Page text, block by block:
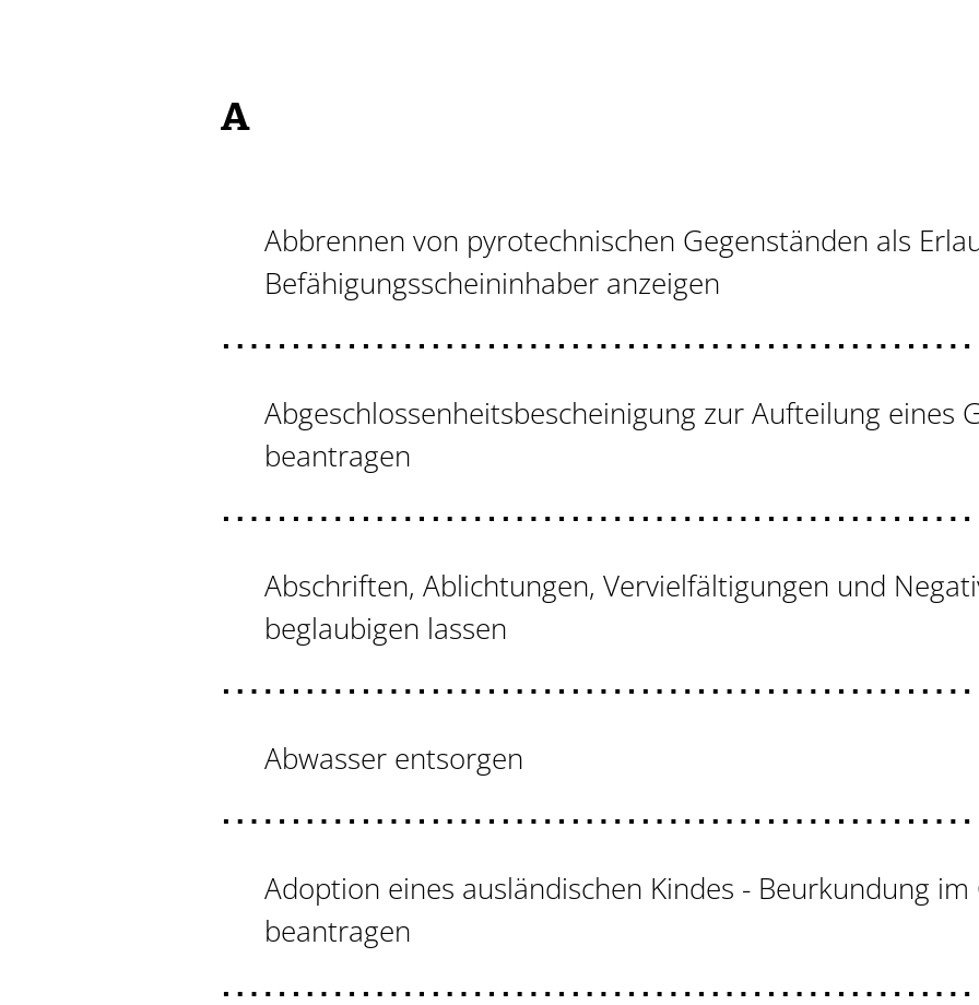
A
Abbrennen von pyrotechnischen Gegenständen als
Befähigungsscheininhaber anzeigen
Abgeschlossenheitsbescheinigung zur Aufteilung eines
beantragen
Abschriften, Ablichtungen, Vervielfältigungen und
beglaubigen lassen
Abwasser entsorgen
Adoption eines ausländischen Kindes - Beurkundung
beantragen